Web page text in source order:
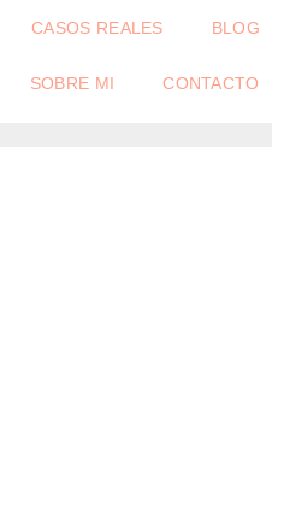
CASOS REALES BLOG
SOBRE MI CONTACTO